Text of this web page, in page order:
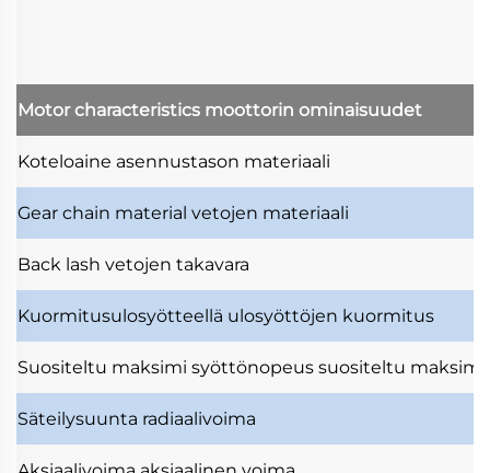
Motor characteristics moottorin ominaisuudet
Koteloaine asennustason materiaali
Gear chain material vetojen materiaali
Back lash vetojen takavara
Kuormitusulosyötteellä ulosyöttöjen kuormitus
Suositeltu maksimi syöttönopeus suositeltu
Säteilysuunta radiaalivoima